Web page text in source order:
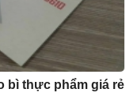
bì thực phẩm giá rẻ